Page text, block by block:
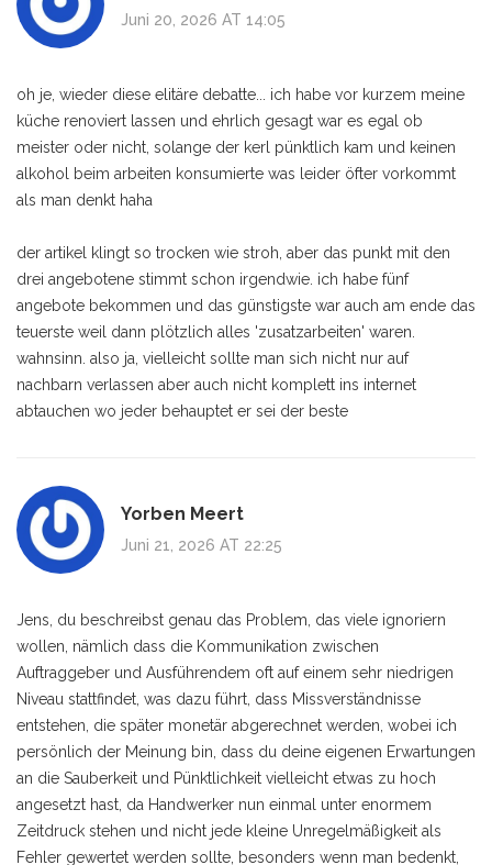
Juni 20, 2026 AT 14:05
oh je, wieder diese elitäre debatte... ich habe vor kurzem meine
küche renoviert lassen und ehrlich gesagt war es egal ob
meister oder nicht, solange der kerl pünktlich kam und keinen
alkohol beim arbeiten konsumierte was leider öfter vorkommt
als man denkt haha
der artikel klingt so trocken wie stroh, aber das punkt mit den
drei angebotene stimmt schon irgendwie. ich habe fünf
angebote bekommen und das günstigste war auch am ende das
teuerste weil dann plötzlich alles 'zusatzarbeiten' waren.
wahnsinn. also ja, vielleicht sollte man sich nicht nur auf
nachbarn verlassen aber auch nicht komplett ins internet
abtauchen wo jeder behauptet er sei der beste
Yorben Meert
Juni 21, 2026 AT 22:25
Jens, du beschreibst genau das Problem, das viele ignoriern
wollen, nämlich dass die Kommunikation zwischen
Auftraggeber und Ausführendem oft auf einem sehr niedrigen
Niveau stattfindet, was dazu führt, dass Missverständnisse
entstehen, die später monetär abgerechnet werden, wobei ich
persönlich der Meinung bin, dass du deine eigenen Erwartungen
an die Sauberkeit und Pünktlichkeit vielleicht etwas zu hoch
angesetzt hast, da Handwerker nun einmal unter enormem
Zeitdruck stehen und nicht jede kleine Unregelmäßigkeit als
Fehler gewertet werden sollte, besonders wenn man bedenkt,